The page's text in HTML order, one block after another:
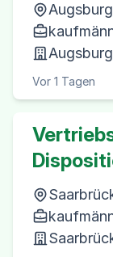
Augsburg
Augsburg
Vor 1 Tagen